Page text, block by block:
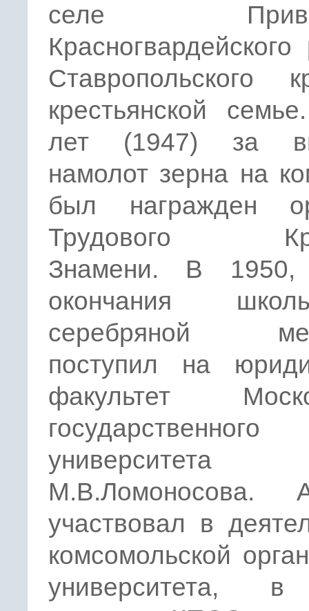
селе
Ставропольского
крестьянской
лет (1947) за
намолот зерна на
был награжден
Трудового
Знамени. В 1950,
окончания
серебряной
поступил на
факультет
государственного
М.В.Ломоносова.
участвовал в
комсомольской
университета,